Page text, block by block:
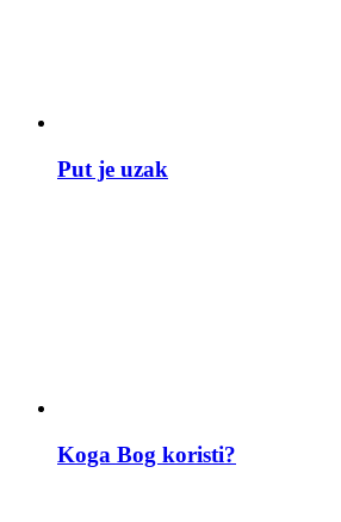
Put je uzak
Koga Bog koristi?